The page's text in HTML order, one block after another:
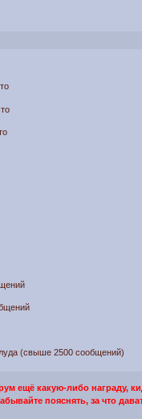
(свыше 2500 сообщений)
ещё какую-либо награду,
пояснять, за что